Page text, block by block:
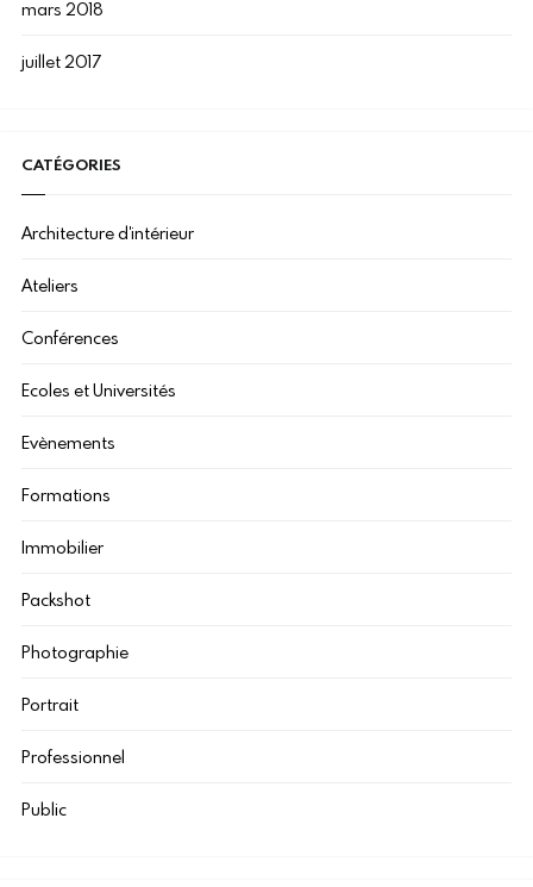
mars 2018
juillet 2017
CATÉGORIES
Architecture d'intérieur
Ateliers
Conférences
Ecoles et Universités
Evènements
Formations
Immobilier
Packshot
Photographie
Portrait
Professionnel
Public